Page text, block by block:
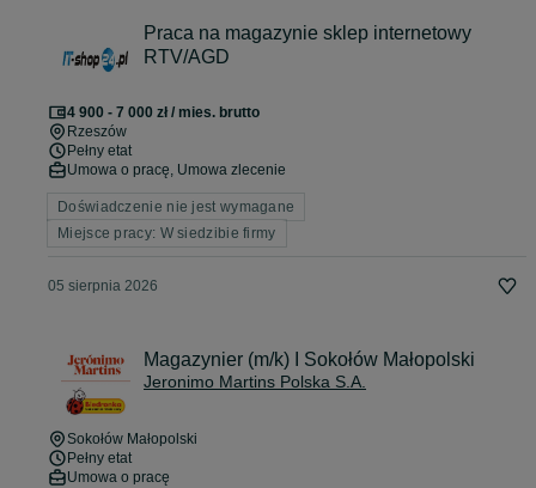
Praca na magazynie sklep internetowy
RTV/AGD
4 900 - 7 000 zł / mies. brutto
Rzeszów
Pełny etat
Umowa o pracę, Umowa zlecenie
Doświadczenie nie jest wymagane
Miejsce pracy: W siedzibie firmy
05 sierpnia 2026
Magazynier (m/k) I Sokołów Małopolski
Jeronimo Martins Polska S.A.
Sokołów Małopolski
Pełny etat
Umowa o pracę